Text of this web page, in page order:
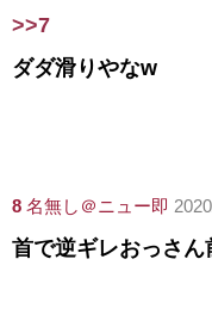
>>7
ダダ滑りやなw
8 名無し＠ニュー即
首で逆ギレおっさん